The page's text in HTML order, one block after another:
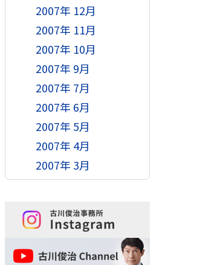
2007年 12月
2007年 11月
2007年 10月
2007年 9月
2007年 7月
2007年 6月
2007年 5月
2007年 4月
2007年 3月